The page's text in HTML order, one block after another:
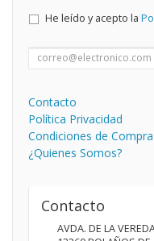
He leído y acepto la
Contacto
Política Privacidad
Condiciones de Compra
¿Quienes Somos?
Contacto
AVDA. DE LA